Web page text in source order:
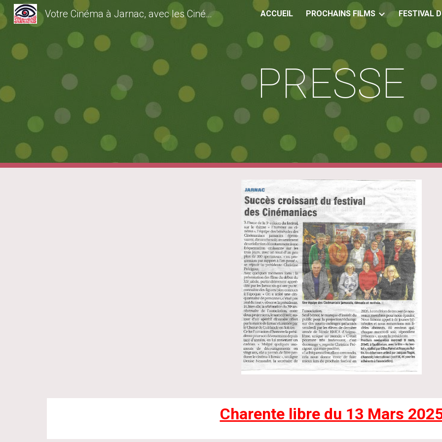
Skip to main content Skip to
Votre Cinéma à Jarnac, avec les Cinémaniacs Jarnacais ACCUEIL PROCHAINS FILMS FESTIVAL
PRESSE
Charente libre du 13 Mars